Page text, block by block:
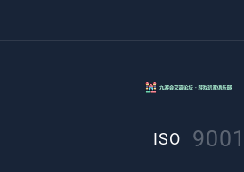
ISO 9001